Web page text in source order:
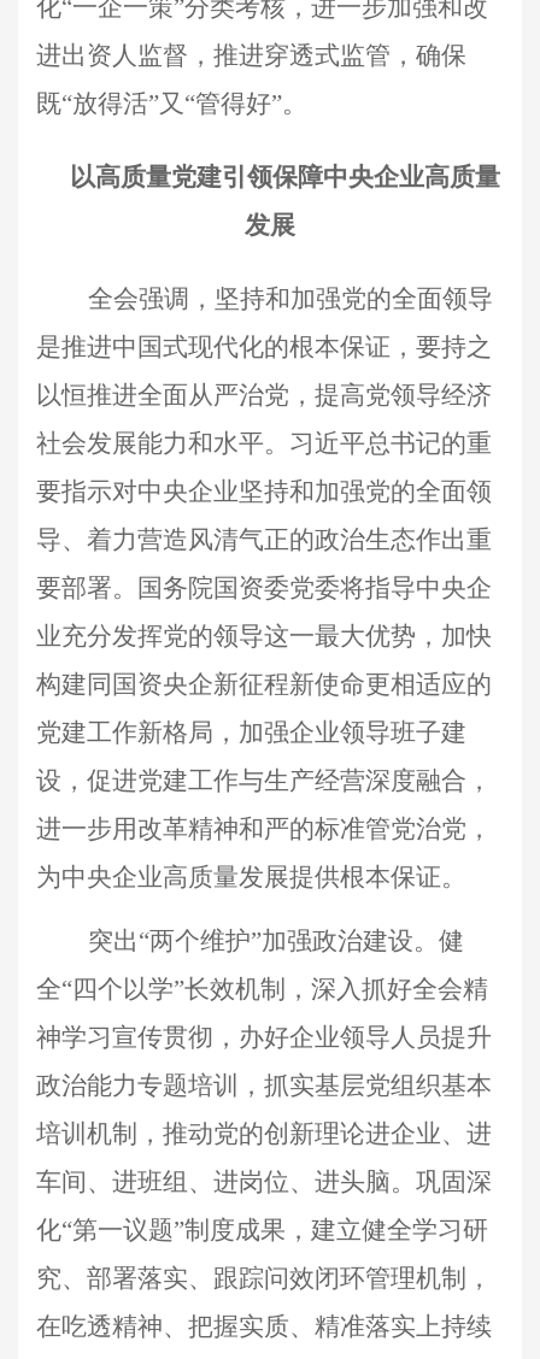
化“一企一策”分类考核，进一步加强和改
进出资人监督，推进穿透式监管，确保
既“放得活”又“管得好”。
以高质量党建引领保障中央企业高质量
发展
全会强调，坚持和加强党的全面领导
是推进中国式现代化的根本保证，要持之
以恒推进全面从严治党，提高党领导经济
社会发展能力和水平。习近平总书记的重
要指示对中央企业坚持和加强党的全面领
导、着力营造风清气正的政治生态作出重
要部署。国务院国资委党委将指导中央企
业充分发挥党的领导这一最大优势，加快
构建同国资央企新征程新使命更相适应的
党建工作新格局，加强企业领导班子建
设，促进党建工作与生产经营深度融合，
进一步用改革精神和严的标准管党治党，
为中央企业高质量发展提供根本保证。
突出“两个维护”加强政治建设。健
全“四个以学”长效机制，深入抓好全会精
神学习宣传贯彻，办好企业领导人员提升
政治能力专题培训，抓实基层党组织基本
培训机制，推动党的创新理论进企业、进
车间、进班组、进岗位、进头脑。巩固深
化“第一议题”制度成果，建立健全学习研
究、部署落实、跟踪问效闭环管理机制，
在吃透精神、把握实质、精准落实上持续